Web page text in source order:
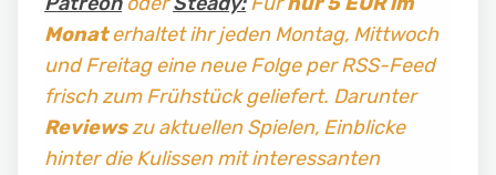
Monaterhaltet ihr jeden Montag, Mittwoch
und Freitag eine neue Folge per RSS-Feed
frisch zum Frühstück geliefert. Darunter
Reviewszu aktuellen Spielen, Einblicke
hinter die Kulissen mit interessanten